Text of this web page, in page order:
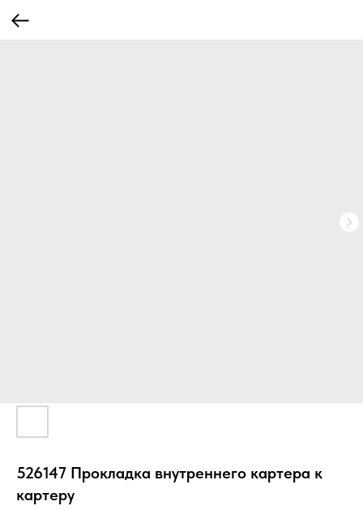
526147 Прокладка внутреннего картера к
картеру